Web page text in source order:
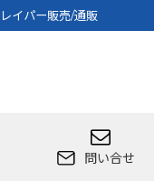
イパー販売/通販
問い合せ